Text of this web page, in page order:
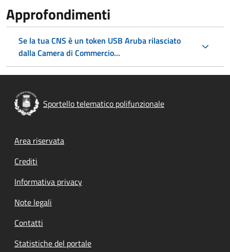
Approfondimenti
Se la tua CNS è un token USB Aruba rilasciato
dalla Camera di Commercio...
Sportello telematico polifunzionale
Footer menu
Area riservata
Crediti
Informativa privacy
Note legali
Contatti
Statistiche del portale